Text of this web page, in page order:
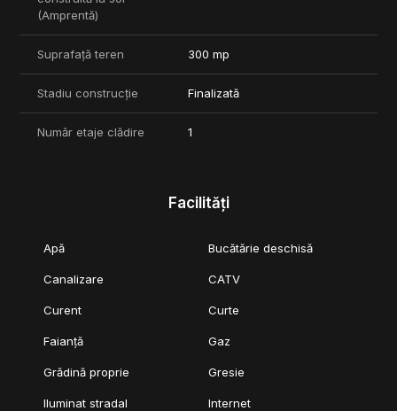
(Amprentă)
Suprafață teren 300 mp
Stadiu construcție Finalizată
Număr etaje clădire 1
Facilități
Apă Bucătărie deschisă
Canalizare CATV
Curent Curte
Faianță Gaz
Grădină proprie Gresie
Iluminat stradal Internet